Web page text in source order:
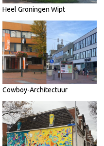
Heel Groningen Wipt
Cowboy-Architectuur